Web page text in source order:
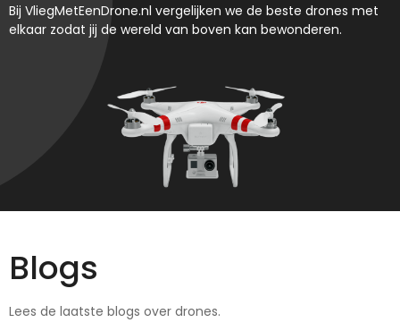
Bij VliegMetEenDrone.nl vergelijken we de beste drones met
elkaar zodat jij de wereld van boven kan bewonderen.
Blogs
Lees de laatste blogs over drones.